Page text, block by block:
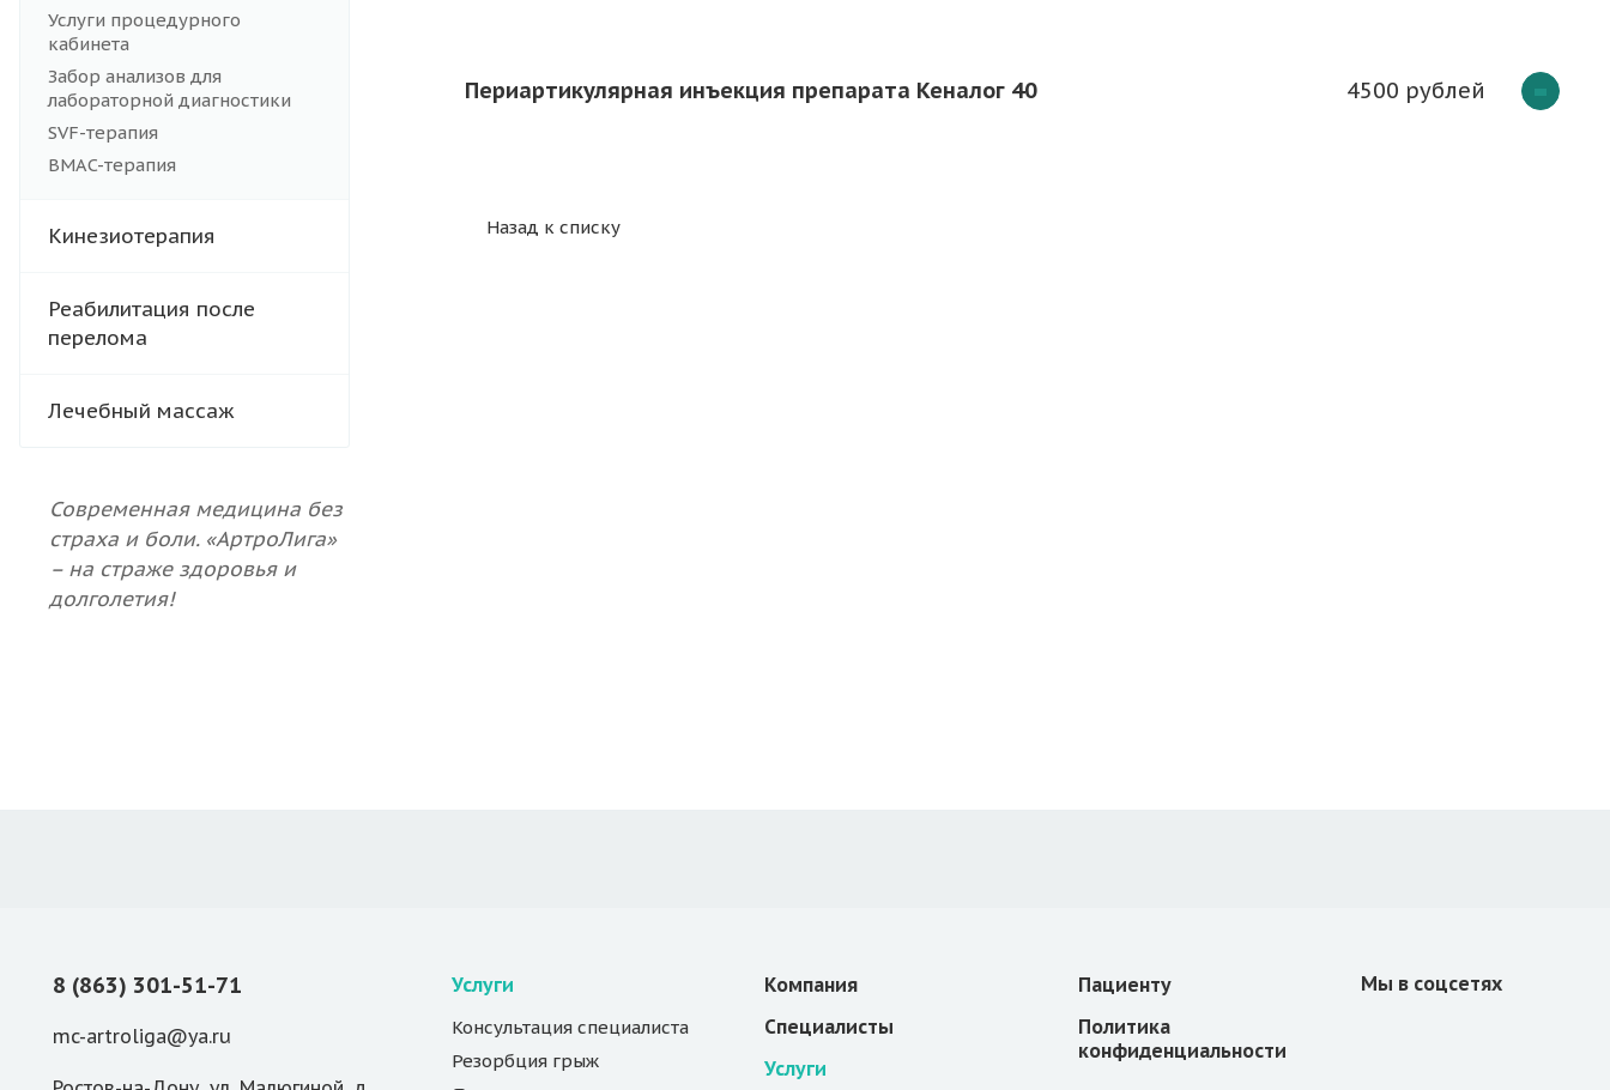
Услуги процедурного
кабинета
Забор анализов для
лабораторной диагностики
SVF-терапия
BMAC-терапия
Кинезиотерапия
Реабилитация после
перелома
Лечебный массаж
Современная медицина без
страха и боли. «АртроЛига»
– на страже здоровья и
долголетия!
4500 рублей
Периартикулярная инъекция препарата Кеналог 40
Назад к списку
8 (863) 301-51-71
mc-artroliga@ya.ru
Услуги
Консультация специалиста
Резорбция грыж
Компания
Специалисты
Услуги
Пациенту
Политика
конфиденциальности
Мы в соцсетях